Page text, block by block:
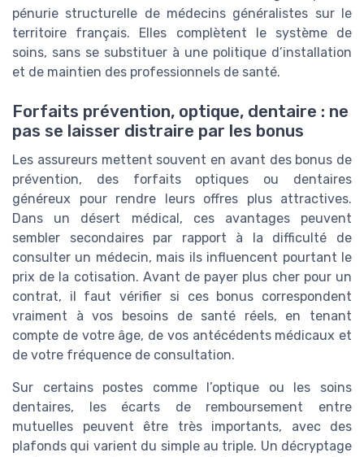
pénurie structurelle de médecins généralistes sur le
territoire français. Elles complètent le système de
soins, sans se substituer à une politique d’installation
et de maintien des professionnels de santé.
Forfaits prévention, optique, dentaire : ne
pas se laisser distraire par les bonus
Les assureurs mettent souvent en avant des bonus de
prévention, des forfaits optiques ou dentaires
généreux pour rendre leurs offres plus attractives.
Dans un désert médical, ces avantages peuvent
sembler secondaires par rapport à la difficulté de
consulter un médecin, mais ils influencent pourtant le
prix de la cotisation. Avant de payer plus cher pour un
contrat, il faut vérifier si ces bonus correspondent
vraiment à vos besoins de santé réels, en tenant
compte de votre âge, de vos antécédents médicaux et
de votre fréquence de consultation.
Sur certains postes comme l’optique ou les soins
dentaires, les écarts de remboursement entre
mutuelles peuvent être très importants, avec des
plafonds qui varient du simple au triple. Un décryptage